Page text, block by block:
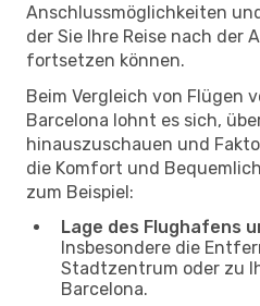
Anschlussmöglichkeiten
der Sie Ihre Reise nach der
fortsetzen können.
Beim Vergleich von Flügen
Barcelona lohnt es sich,
hinauszuschauen und
die Komfort und
zum Beispiel:
Lage des Flughafens
Insbesondere die
Stadtzentrum oder zu
Barcelona.